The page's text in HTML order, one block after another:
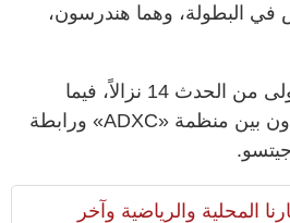
في البطولة، وهما هندرسون،
ويقام خلال النسخة الأولى من الحدث 14 نزالاً، فيما
تجري المنافسات بالتعاون بين منظمة «ADXC» ورابطة
المحلية والرياضية وآخر